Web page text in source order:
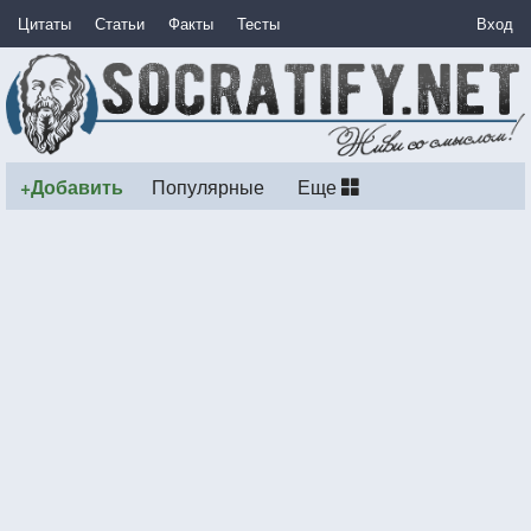
Цитаты Статьи Факты Тесты Вход
+Добавить Популярные Еще